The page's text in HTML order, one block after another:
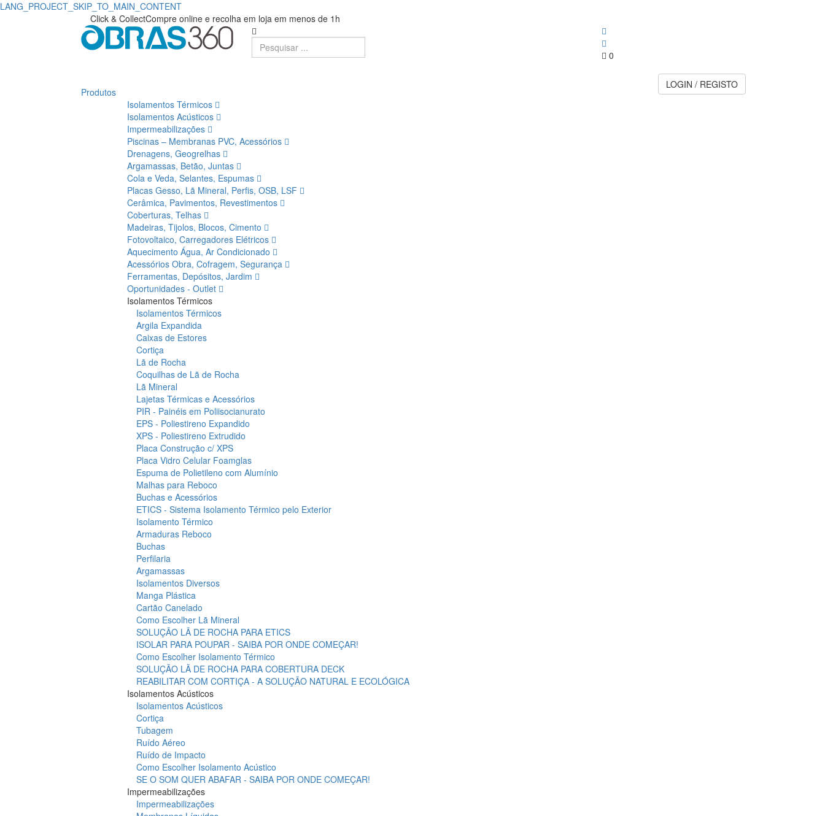
LANG_PROJECT_SKIP_TO_MAIN_CONTENT
Click & CollectCompre online e recolha em loja em menos de 1h
0
Produtos
Isolamentos Térmicos
Isolamentos Acústicos
Impermeabilizações
Piscinas – Membranas PVC, Acessórios
Drenagens, Geogrelhas
Argamassas, Betão, Juntas
Cola e Veda, Selantes, Espumas
Placas Gesso, Lã Mineral, Perfis, OSB, LSF
Cerâmica, Pavimentos, Revestimentos
Coberturas, Telhas
Madeiras, Tijolos, Blocos, Cimento
Fotovoltaico, Carregadores Elétricos
Aquecimento Água, Ar Condicionado
Acessórios Obra, Cofragem, Segurança
Ferramentas, Depósitos, Jardim
Oportunidades - Outlet
Isolamentos Térmicos
Isolamentos Térmicos
Argila Expandida
Caixas de Estores
Cortiça
Lã de Rocha
Coquilhas de Lã de Rocha
Lã Mineral
Lajetas Térmicas e Acessórios
PIR - Painéis em Poliisocianurato
EPS - Poliestireno Expandido
XPS - Poliestireno Extrudido
Placa Construção c/ XPS
Placa Vidro Celular Foamglas
Espuma de Polietileno com Alumínio
Malhas para Reboco
Buchas e Acessórios
ETICS - Sistema Isolamento Térmico pelo Exterior
Isolamento Térmico
Armaduras Reboco
Buchas
Perfilaria
Argamassas
Isolamentos Diversos
Manga Plástica
Cartão Canelado
Como Escolher Lã Mineral
SOLUÇÃO LÃ DE ROCHA PARA ETICS
ISOLAR PARA POUPAR - SAIBA POR ONDE COMEÇAR!
Como Escolher Isolamento Térmico
SOLUÇÃO LÃ DE ROCHA PARA COBERTURA DECK
REABILITAR COM CORTIÇA - A SOLUÇÃO NATURAL E ECOLÓGICA
Isolamentos Acústicos
Isolamentos Acústicos
Cortiça
Tubagem
Ruído Aéreo
Ruído de Impacto
Como Escolher Isolamento Acústico
SE O SOM QUER ABAFAR - SAIBA POR ONDE COMEÇAR!
Impermeabilizações
Impermeabilizações
LOGIN / REGISTO